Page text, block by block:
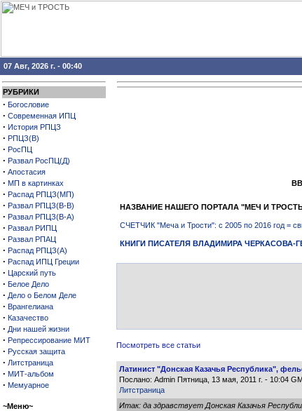
07 Авг, 2026 г. - 00:40
РУБРИКИ
· Богословие
· Современная ИПЦ
· История РПЦЗ
· РПЦЗ(В)
· РосПЦ
· Развал РосПЦ(Д)
· Апостасия
· МП в картинках
· Распад РПЦЗ(МП)
· Развал РПЦЗ(В-В)
· Развал РПЦЗ(В-А)
· Развал РИПЦ
· Развал РПАЦ
· Распад РПЦЗ(А)
· Распад ИПЦ Греции
· Царский путь
· Белое Дело
· Дело о Белом Деле
· Врангелиана
· Казачество
· Дни нашей жизни
· Репрессирование МИТ
· Русская защита
· Литстраница
· МИТ-альбом
· Мемуарное
~Меню~
НАЗВАНИЕ НАШЕГО ПОРТАЛА "МЕЧ И
СЧЕТЧИК "Меча и Трости": с 2005 по 2016 год =
КНИГИ ПИСАТЕЛЯ ВЛАДИМИРА ЧЕРКАСОВА-
Посмотреть все статьи
Латинист "Донская Казачья Республика",
Послано: Admin Пятница, 13 мая, 2011 г. - 10:04
Литстраница
Итак: да здравствует Донская Казачья